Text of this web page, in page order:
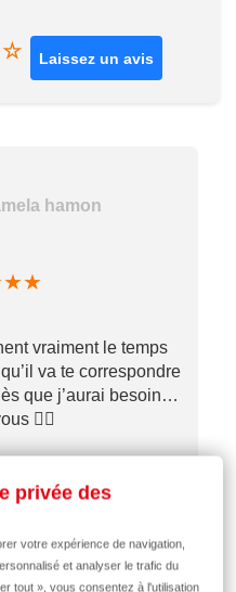
☆ Laissez un avis
hamon
★★
vraiment le temps
va te correspondre
que j’aurai besoin…
✌🏼
privée des
votre expérience de navigation,
et analyser le trafic du
tout », vous consentez à l'utilisation